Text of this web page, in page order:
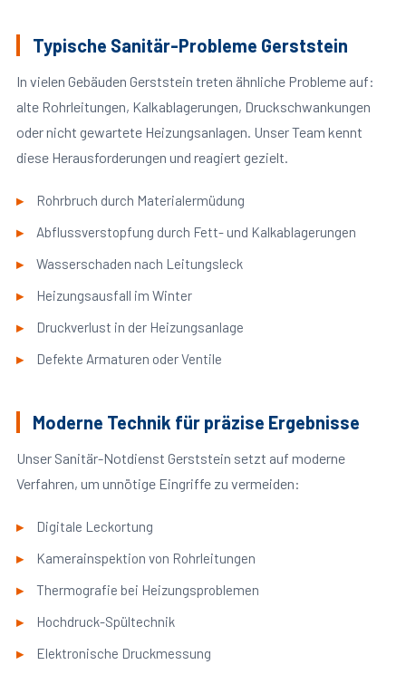
Typische Sanitär-Probleme Gerststein
In vielen Gebäuden Gerststein treten ähnliche Probleme auf:
alte Rohrleitungen, Kalkablagerungen, Druckschwankungen
oder nicht gewartete Heizungsanlagen. Unser Team kennt
diese Herausforderungen und reagiert gezielt.
Rohrbruch durch Materialermüdung
Abflussverstopfung durch Fett- und Kalkablagerungen
Wasserschaden nach Leitungsleck
Heizungsausfall im Winter
Druckverlust in der Heizungsanlage
Defekte Armaturen oder Ventile
Moderne Technik für präzise Ergebnisse
Unser Sanitär-Notdienst Gerststein setzt auf moderne
Verfahren, um unnötige Eingriffe zu vermeiden:
Digitale Leckortung
Kamerainspektion von Rohrleitungen
Thermografie bei Heizungsproblemen
Hochdruck-Spültechnik
Elektronische Druckmessung